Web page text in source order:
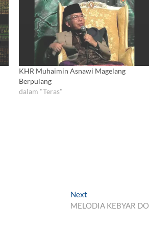
KHR Muhaimin Asnawi Magelang
Berpulang
dalam "Teras"
Next
e
MELODIA KEBYAR